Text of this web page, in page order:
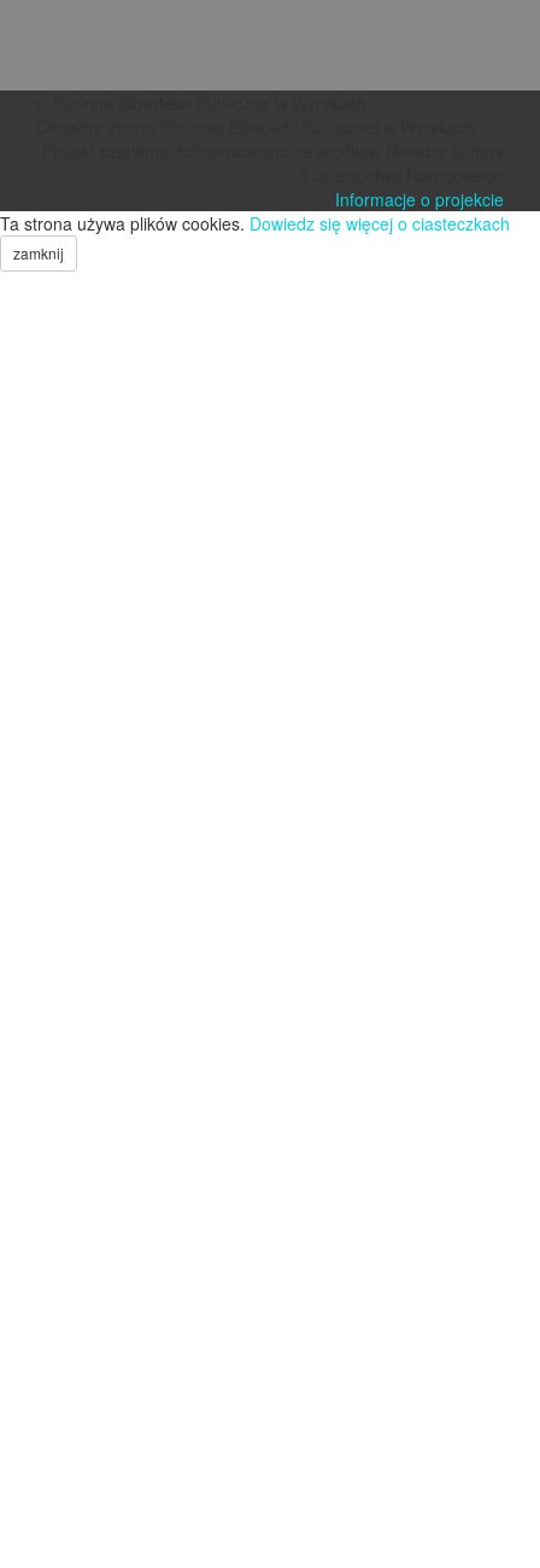
Informacje o projekcie
Ta strona używa plików cookies. Dowiedz się więcej o ciasteczkach
zamknij